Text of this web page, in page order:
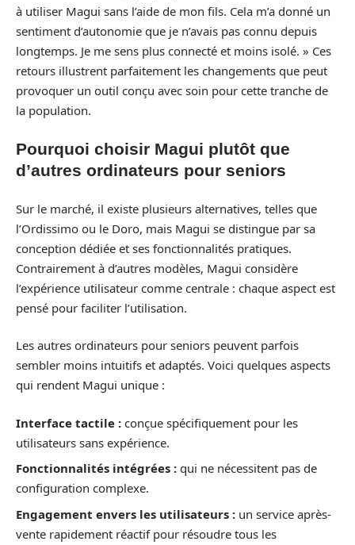
à utiliser Magui sans l’aide de mon fils. Cela m’a donné un
sentiment d’autonomie que je n’avais pas connu depuis
longtemps. Je me sens plus connecté et moins isolé. » Ces
retours illustrent parfaitement les changements que peut
provoquer un outil conçu avec soin pour cette tranche de
la population.
Pourquoi choisir Magui plutôt que
d’autres ordinateurs pour seniors
Sur le marché, il existe plusieurs alternatives, telles que
l’Ordissimo ou le Doro, mais Magui se distingue par sa
conception dédiée et ses fonctionnalités pratiques.
Contrairement à d’autres modèles, Magui considère
l’expérience utilisateur comme centrale : chaque aspect est
pensé pour faciliter l’utilisation.
Les autres ordinateurs pour seniors peuvent parfois
sembler moins intuitifs et adaptés. Voici quelques aspects
qui rendent Magui unique :
Interface tactile : conçue spécifiquement pour les
utilisateurs sans expérience.
Fonctionnalités intégrées : qui ne nécessitent pas de
configuration complexe.
Engagement envers les utilisateurs : un service après-
vente rapidement réactif pour résoudre tous les